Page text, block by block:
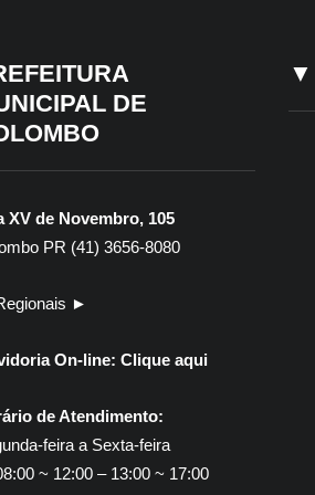
DE
XV de Novembro, 105
PR (41) 3656-8080
►
On-line: Clique aqui
de Atendimento:
feira a Sexta-feira
~ 12:00 – 13:00 ~ 17:00
▼